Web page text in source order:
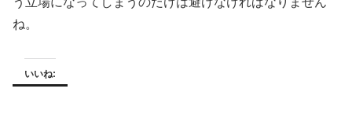
ね。
いいね: